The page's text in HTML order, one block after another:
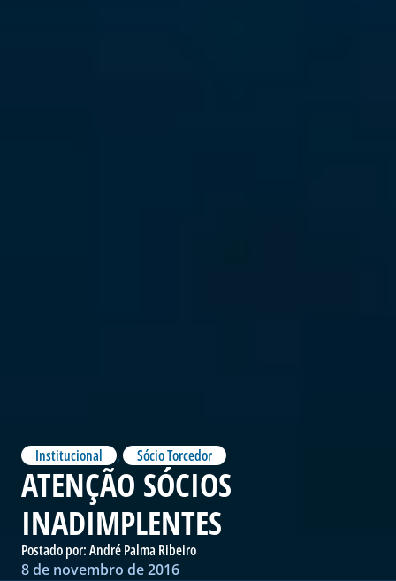
Institucional , Sócio Torcedor
ATENÇÃO SÓCIOS
INADIMPLENTES
Postado por:André Palma Ribeiro
8 de novembro de 2016